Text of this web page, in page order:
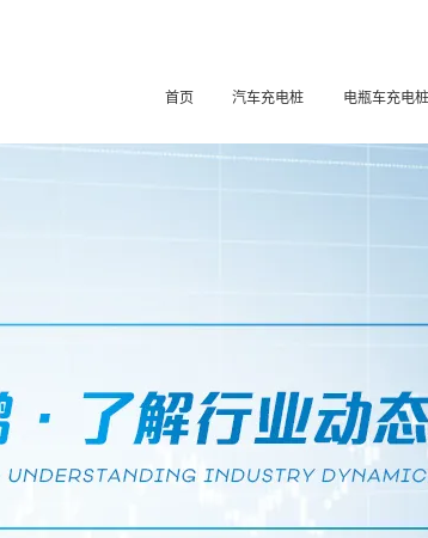
首页 汽车充电桩 电瓶车充电桩